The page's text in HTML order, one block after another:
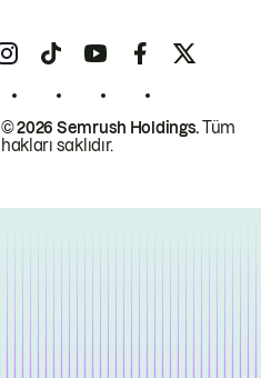
© 2026 Semrush Holdings.Tüm
hakları saklıdır.